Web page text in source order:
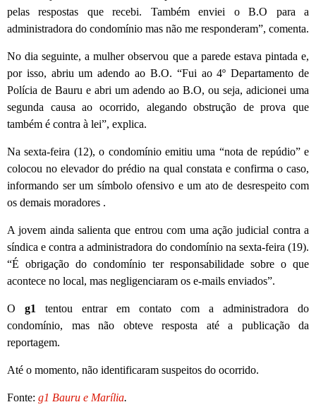
pelas respostas que recebi. Também enviei o B.O para a
administradora do condomínio mas não me responderam”, comenta.
No dia seguinte, a mulher observou que a parede estava pintada e,
por isso, abriu um adendo ao B.O. “Fui ao 4º Departamento de
Polícia de Bauru e abri um adendo ao B.O, ou seja, adicionei uma
segunda causa ao ocorrido, alegando obstrução de prova que
também é contra à lei”, explica.
Na sexta-feira (12), o condomínio emitiu uma “nota de repúdio” e
colocou no elevador do prédio na qual constata e confirma o caso,
informando ser um símbolo ofensivo e um ato de desrespeito com
os demais moradores .
A jovem ainda salienta que entrou com uma ação judicial contra a
síndica e contra a administradora do condomínio na sexta-feira (19).
“É obrigação do condomínio ter responsabilidade sobre o que
acontece no local, mas negligenciaram os e-mails enviados”.
O g1
tentou entrar em contato com a administradora do
condomínio, mas não obteve resposta até a publicação da
reportagem.
Até o momento, não identificaram suspeitos do ocorrido.
Fonte: g1 Bauru e Marília.